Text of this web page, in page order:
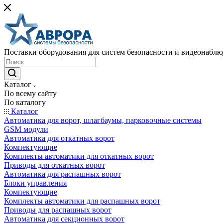
Поставки оборудования для систем безопасности и
Каталог
По всему сайту
По каталогу
Каталог
Автоматика для ворот, шлагбаумы, парковочные системы
GSM модули
Автоматика для откатных ворот
Компектующие
Комплекты автоматики для откатных ворот
Приводы для откатных ворот
Автоматика для распашных ворот
Блоки управления
Компектующие
Комплекты автоматики для распашных ворот
Приводы для распашных ворот
Автоматика для секционных ворот